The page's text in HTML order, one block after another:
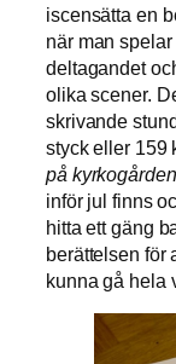
iscensätta en
när man
deltagandet
olika scener.
skrivande
styck eller 159
på kyrkogården
inför jul finns
hitta ett gäng
berättelsen för
kunna gå hela